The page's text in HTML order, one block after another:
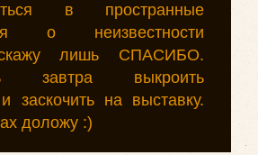
в пространные
о неизвестности
лишь СПАСИБО.
завтра выкроить
заскочить на выставку.
доложу :)